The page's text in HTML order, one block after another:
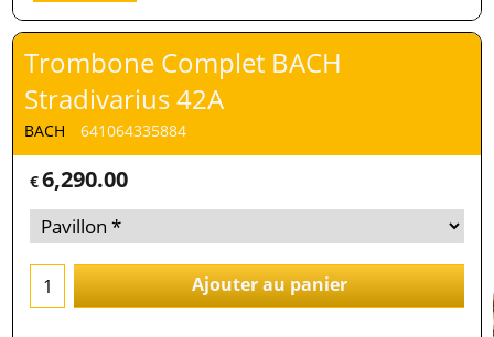
Trombone Complet BACH
Stradivarius 42A
BACH 641064335884
€6,290.00
Ajouter au panier